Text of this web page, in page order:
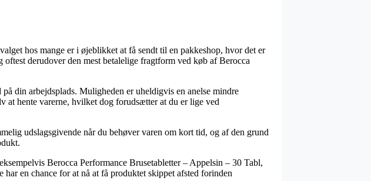
hos mange er i øjeblikket at få sendt til en pakkeshop, hvor det er
derudover den mest betalelige fragtform ved køb af Berocca
din arbejdsplads. Muligheden er uheldigvis en anelse mindre
hente varerne, hvilket dog forudsætter at du er lige ved
udslagsgivende når du behøver varen om kort tid, og af den grund
Berocca Performance Brusetabletter – Appelsin – 30 Tabl,
en chance for at nå at få produktet skippet afsted forinden